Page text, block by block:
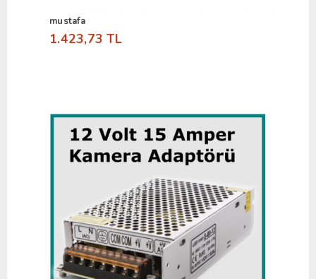
mustafa
1.423,73 TL